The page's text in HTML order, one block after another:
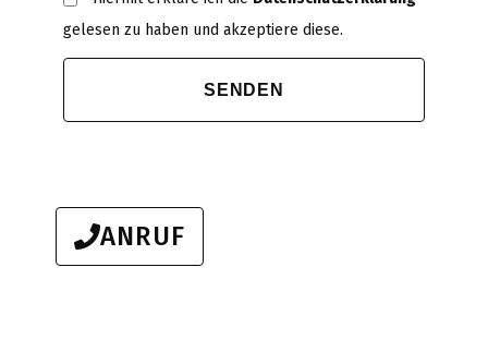
gelesen zu haben und akzeptiere diese.
SENDEN
ANRUF